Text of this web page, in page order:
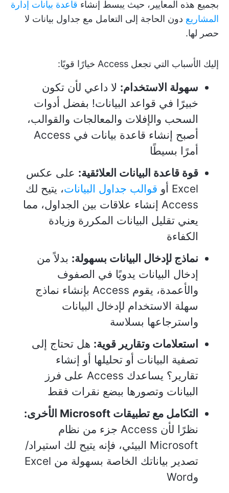
بجميع هذه المعايير، حيث يبسط إنشاء قاعدة بيانات إدارة
المشاريع دون الحاجة إلى التعامل مع جداول بيانات لا
حصر لها.
إليك الأسباب التي تجعل Access خيارًا قويًا:
سهولة الاستخدام: لا داعي لأن تكون
خبيرًا في قواعد البيانات! بفضل أدوات
السحب والإفلات والمعالجات والقوالب،
أصبح إنشاء قاعدة بيانات في Access
أمرًا بسيطًا
قوة قاعدة البيانات العلائقية: على عكس
Excel أو
قوالب جداول البيانات، يتيح لك
Access إنشاء علاقات بين الجداول، مما
يعني تقليل البيانات المكررة وزيادة
الكفاءة
نماذج لإدخال البيانات بسهولة: بدلاً من
إدخال البيانات يدويًا في الصفوف
والأعمدة، يقوم Access بإنشاء نماذج
سهلة الاستخدام لإدخال البيانات
واسترجاعها بسلاسة
استعلامات وتقارير قوية: هل تحتاج إلى
تصفية البيانات أو تحليلها أو إنشاء
تقارير؟ يساعدك Access على فرز
البيانات وتصورها ببضع نقرات فقط
التكامل مع تطبيقات Microsoft الأخرى:
نظرًا لأن Access جزء من نظام
Microsoft البيئي، فإنه يتيح لك استيراد/
تصدير بياناتك الخاصة بسهولة من Excel
وWord